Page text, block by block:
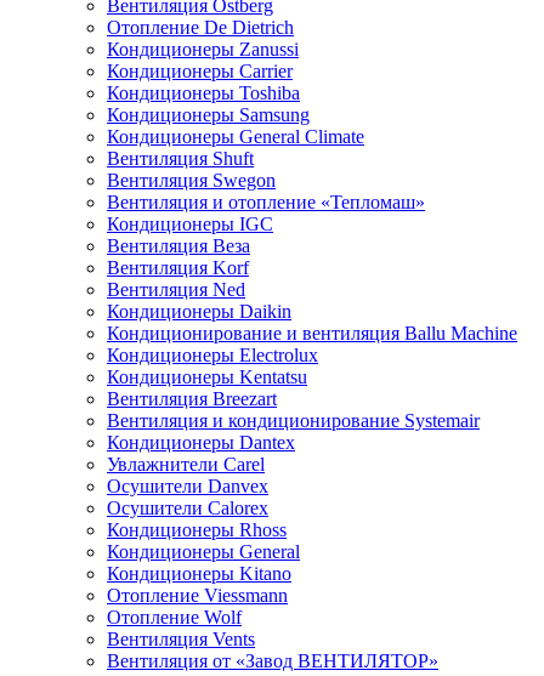
Вентиляция Ostberg
Отопление De Dietrich
Кондиционеры Zanussi
Кондиционеры Carrier
Кондиционеры Toshiba
Кондиционеры Samsung
Кондиционеры General Climate
Вентиляция Shuft
Вентиляция Swegon
Вентиляция и отопление «Тепломаш»
Кондиционеры IGC
Вентиляция Веза
Вентиляция Korf
Вентиляция Ned
Кондиционеры Daikin
Кондиционирование и вентиляция Ballu Machine
Кондиционеры Electrolux
Кондиционеры Kentatsu
Вентиляция Breezart
Вентиляция и кондиционирование Systemair
Кондиционеры Dantex
Увлажнители Carel
Осушители Danvex
Осушители Calorex
Кондиционеры Rhoss
Кондиционеры General
Кондиционеры Kitano
Отопление Viessmann
Отопление Wolf
Вентиляция Vents
Вентиляция от «Завод ВЕНТИЛЯТОР»